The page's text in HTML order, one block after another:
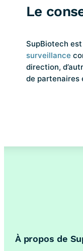
Le
SupBiotech
surveillance
direction,
de partenaires
À propos de